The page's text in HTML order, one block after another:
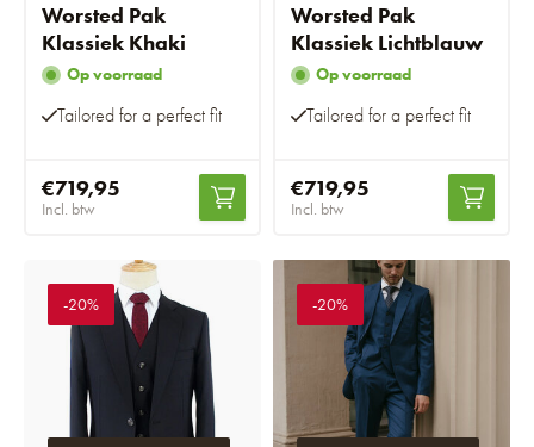
Worsted Pak
Klassiek Khaki
Op voorraad
Tailored for a perfect fit
€719,95
Incl. btw
Worsted Pak
Klassiek Lichtblauw
Op voorraad
Tailored for a perfect fit
€719,95
Incl. btw
-20% -20%